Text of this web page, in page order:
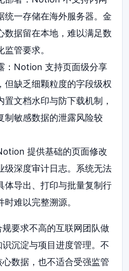
统一存储在海外服务器。金
数据留在本地，难以满足数
管要求。
：Notion 支持页面级分享
但缺乏细颗粒度的字段级权
置文档水印与防下载机制，
制敏感数据的泄露风险较
提供基础的页面修改
级深度审计日志。系统无法
体导出、打印与批量复制行
难以完整溯源。
要求不高的互联网团队做
沉淀与项目进度管理。不
数据，也不适合受强监管